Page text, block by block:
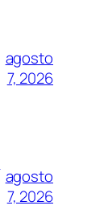
agosto
7, 2026
agosto
7, 2026